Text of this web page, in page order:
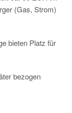
(Gas, Strom)
bieten Platz für
bezogen